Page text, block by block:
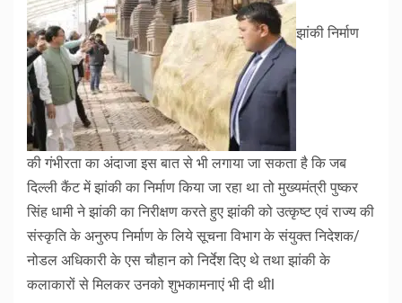
झांकी निर्माण
की गंभीरता का अंदाजा इस बात से भी लगाया जा सकता है कि जब
दिल्ली कैंट में झांकी का निर्माण किया जा रहा था तो मुख्यमंत्री पुष्कर
सिंह धामी ने झांकी का निरीक्षण करते हुए झांकी को उत्कृष्ट एवं राज्य की
संस्कृति के अनुरुप निर्माण के लिये सूचना विभाग के संयुक्त निदेशक/
नोडल अधिकारी के एस चौहान को निर्देश दिए थे तथा झांकी के
कलाकारों से मिलकर उनको शुभकामनाएं भी दी थीl